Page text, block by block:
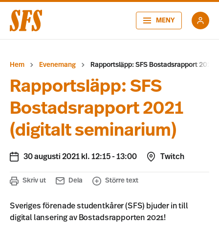
MENY
Hem Evenemang Rapportsläpp: SFS Bostadsrapport 2021
Rapportsläpp: SFS
Bostadsrapport 2021
(digitalt seminarium)
30 augusti 2021 kl. 12:15-13:00 Twitch
Skriv ut Dela Större text
Sveriges förenade studentkårer (SFS) bjuder in till
digital lansering av Bostadsrapporten 2021!